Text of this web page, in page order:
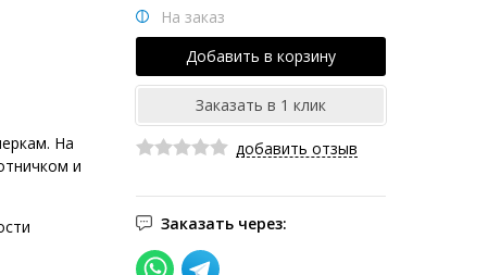
На заказ
добавить отзыв
Заказать через:
На
и